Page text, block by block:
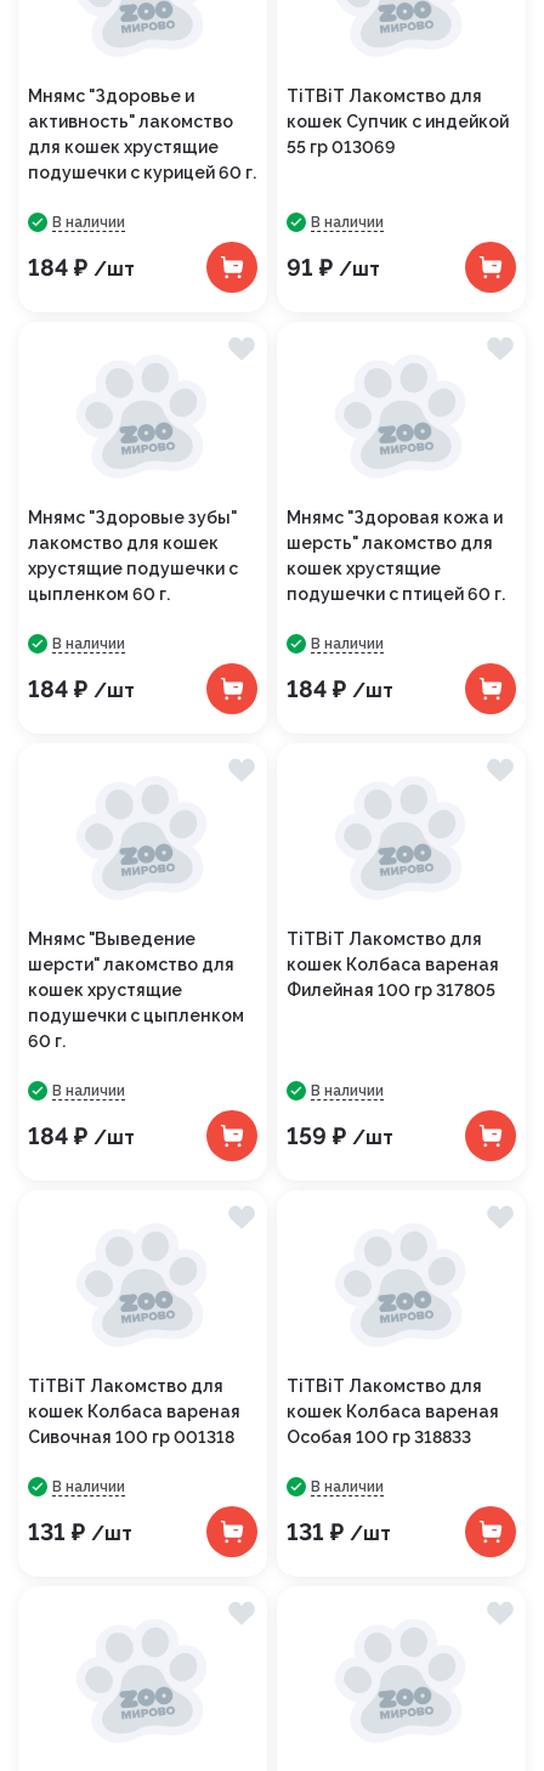
Мнямс "Здоровье и
активность" лакомство
для кошек хрустящие
подушечки с курицей 60 г.
В наличии
184 ₽ /шт
TiTBiT Лакомство для
кошек Супчик с индейкой
55 гр 013069
В наличии
91 ₽ /шт
Мнямс "Здоровые зубы"
лакомство для кошек
хрустящие подушечки с
цыпленком 60 г.
В наличии
184 ₽ /шт
Мнямс "Здоровая кожа и
шерсть" лакомство для
кошек хрустящие
подушечки с птицей 60 г.
В наличии
184 ₽ /шт
Мнямс "Выведение
шерсти" лакомство для
кошек хрустящие
подушечки с цыпленком
60 г.
В наличии
184 ₽ /шт
TiTBiT Лакомство для
кошек Колбаса вареная
Филейная 100 гр 317805
В наличии
159 ₽ /шт
TiTBiT Лакомство для
кошек Колбаса вареная
Сивочная 100 гр 001318
В наличии
131 ₽ /шт
TiTBiT Лакомство для
кошек Колбаса вареная
Особая 100 гр 318833
В наличии
131 ₽ /шт